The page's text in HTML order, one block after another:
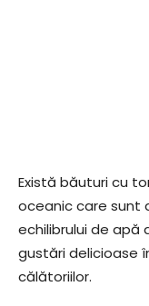
Există băuturi cu
oceanic care sunt
echilibrului de apă
gustări delicioase
călătoriilor.